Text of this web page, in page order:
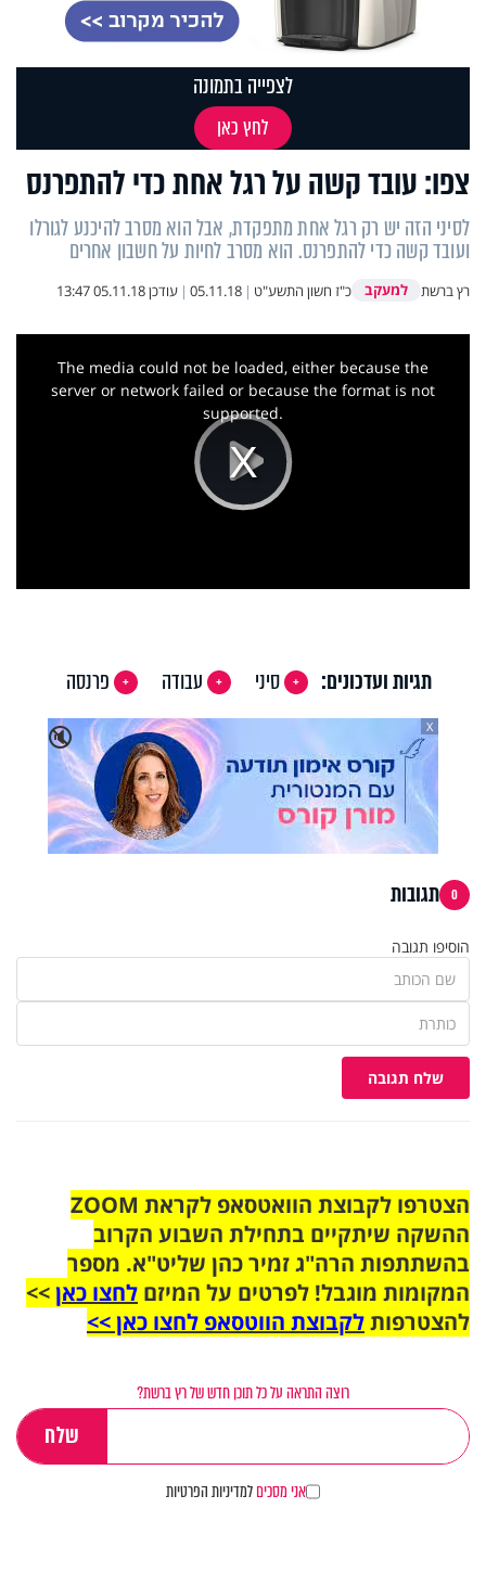
צפו: עובד קשה על רגל אחת כדי להתפרנס
לסיני הזה יש רק רגל אחת מתפקדת, אבל הוא מסרב להיכנע לגורלו
ועובד קשה כדי להתפרנס. הוא מסרב לחיות על חשבון אחרים
רץ ברשת למעקב כ"ז חשון התשע"ט |
05.11.18
| עודכן05.11.18 13:47
לצפייה בתמונה
לחץ כאן
Play
The media could not be loaded, either because the
server or network failed or because the format is not
supported.
תגיות ועדכונים: סיני עבודה
פרנסה
🔇
X
0 תגובות
הוסיפו תגובה
שלח תגובה
הצטרפו לקבוצת הוואטסאפ לקראת ZOOM
ההשקה שיתקיים בתחילת השבוע הקרוב
בהשתתפות הרה"ג זמיר כהן שליט"א. מספר
המקומות מוגבל! לפרטים על המיזם לחצו כאן>>
להצטרפותלקבוצת הווטסאפ לחצו כאן >>
רוצה התראה על כל תוכן חדש של רץ ברשת?
אני מסכיםלמדיניות הפרטיות